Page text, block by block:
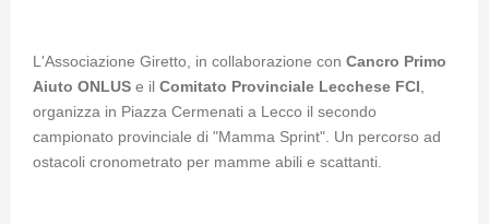
L'Associazione Giretto, in collaborazione con Cancro Primo
Aiuto ONLUS e il Comitato Provinciale Lecchese FCI
organizza in Piazza Cermenati a Lecco il secondo
campionato provinciale di "Mamma Sprint". Un percorso ad
ostacoli cronometrato per mamme abili e scattanti.